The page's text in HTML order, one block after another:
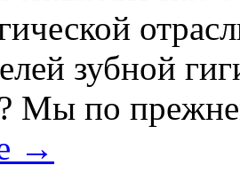
зубной
Мы по
→